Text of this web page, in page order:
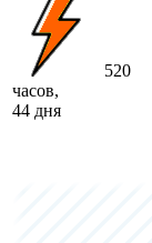
520
часов,
44 дня